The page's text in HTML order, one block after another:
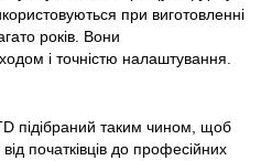
при виготовленні
років. Вони
і точністю налаштування.
підібраний таким чином, щоб
початківців до професійних